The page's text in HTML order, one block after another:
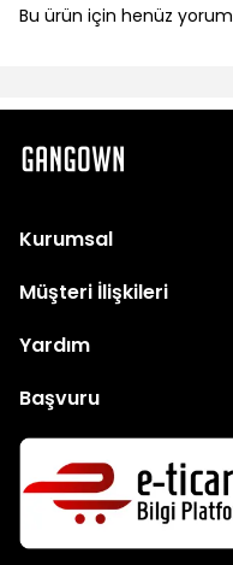
Bu ürün için henüz yorum
Kurumsal
Müşteri İlişkileri
Yardım
Başvuru